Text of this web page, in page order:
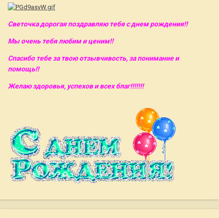
Светочка дорогая поздравляю тебя с днем рождения!!
Мы очень тебя любим и ценим!!
Спасибо тебе за твою отзывчивость, за понимание и
помощь!!
Желаю здоровья, успехов и всех благ!!!!!!!